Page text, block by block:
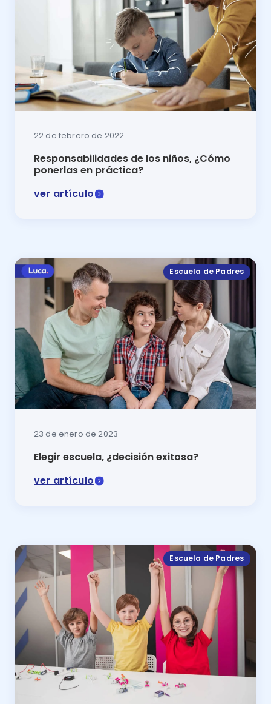
22 de febrero de 2022
Responsabilidades de los niños, ¿Cómo
ponerlas en práctica?
ver artículo
Escuela de Padres
23 de enero de 2023
Elegir escuela, ¿decisión exitosa?
ver artículo
Escuela de Padres